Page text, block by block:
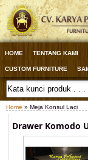
HOME TENTANG KAMI
CUSTOM FURNITURE
Home » Meja Konsul Laci
Drawer Komodo